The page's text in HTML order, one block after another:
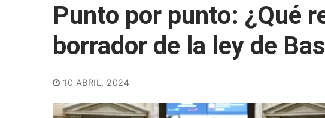
Punto por punto: ¿Qué
borrador de la ley de
10 ABRIL, 2024